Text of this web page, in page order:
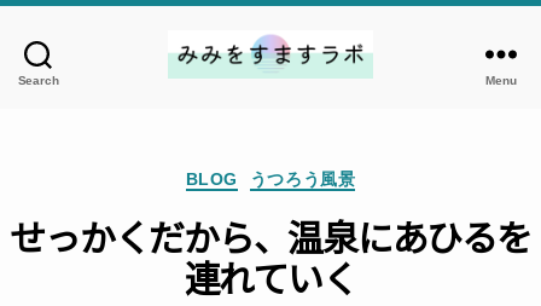
Search
す
す
ラ
ボ
Menu
Categories
BLOG うつろう風景
せっかくだから、温泉にあひるを
連れていく